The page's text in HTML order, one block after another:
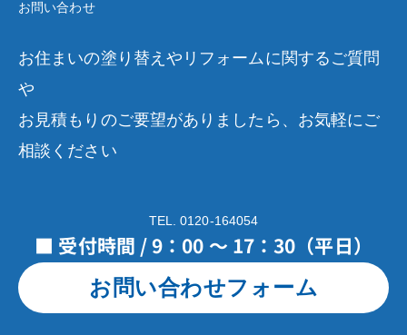
お問い合わせ
お住まいの塗り替えやリフォームに関するご質問
や
お見積もりのご要望がありましたら、お気軽にご
相談ください
TEL. 0120-164054
■ 受付時間 / 9：00 ～ 17：30（平日）
お問い合わせフォーム